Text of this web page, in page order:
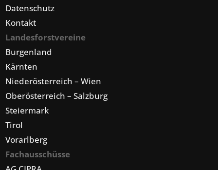
Datenschutz
Kontakt
Landesforstvereine
Burgenland
Kärnten
Niederösterreich – Wien
Oberösterreich – Salzburg
Steiermark
Tirol
Vorarlberg
Fachausschüsse